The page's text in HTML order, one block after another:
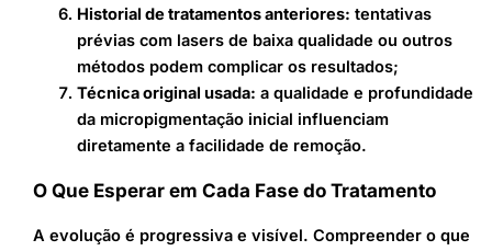
Historial de tratamentos anteriores: tentativas
prévias com lasers de baixa qualidade ou outros
métodos podem complicar os resultados;
Técnica original usada: a qualidade e profundidade
da micropigmentação inicial influenciam
diretamente a facilidade de remoção.
O Que Esperar em Cada Fase do Tratamento
A evolução é progressiva e visível. Compreender o que